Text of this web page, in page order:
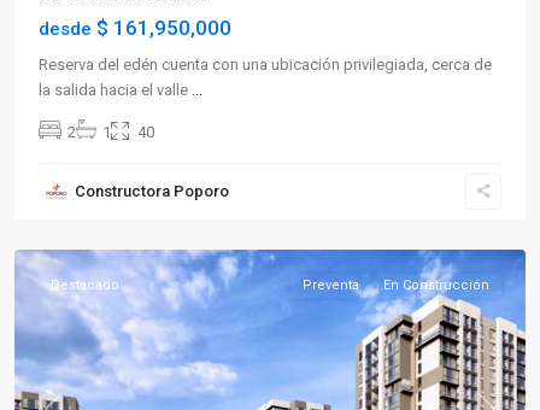
desde $ 161,950,000
Reserva del edén cuenta con una ubicación privilegiada, cerca de
la salida hacia el valle
2 1 40
Constructora Poporo
Norte,
Destacado Preventa En Construcción